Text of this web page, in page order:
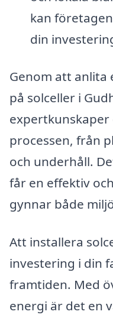
kan
din
Genom att anlita
på solceller i
expertkunskaper
processen, från
och underhåll.
får en effektiv
gynnar både
Att installera
investering i din
framtiden. Med
energi är det en